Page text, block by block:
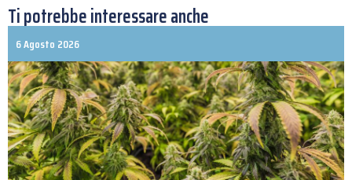
Ti potrebbe interessare anche
6 Agosto 2026